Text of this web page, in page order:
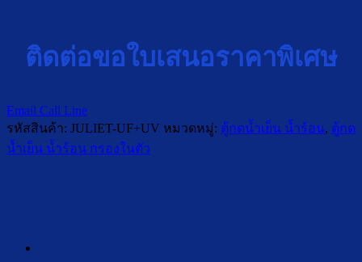
ติดต่อขอใบเสนอราคาพิเศษ
Email Call Line
รหัสสินค้า: JULIET-UF+UV หมวดหมู่: ตู้กดน้ำเย็น น้ำร้อน, ตู้กด
น้ำเย็น น้ำร้อน กรองในตัว